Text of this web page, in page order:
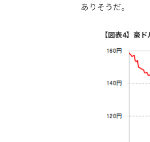
ありそうだ。
【図表4】豪